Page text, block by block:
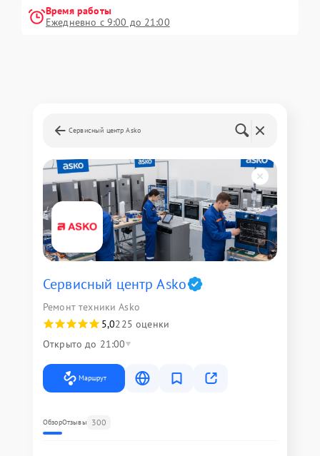
Время работы
Ежедневно с 9:00 до 21:00
Сервисный центр Asko
Сервисный центр Asko
Ремонт техники Asko
5,0225 оценки
Открыто до 21:00
Маршрут
ОбзорОтзывы 300